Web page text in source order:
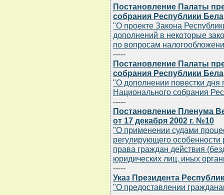
Постановление Палаты
собрания Республики
"О проекте Закона
дополнений в некоторые
по вопросам
-----
Постановление Палаты
собрания Республики
"О дополнении повестки дня
Национального собрания
-----
Постановление Пленума
от 17 декабря 2002 г. №10
"О применении судами
регулирующего
права граждан действия
юридических лиц, иных
-----
Указ Президента
"О предоставлении